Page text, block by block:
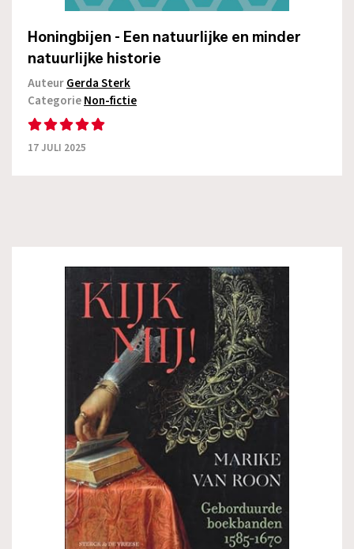
Honingbijen - Een natuurlijke en minder
natuurlijke historie
AuteurGerda Sterk
CategorieNon-fictie
17 JULI 2025